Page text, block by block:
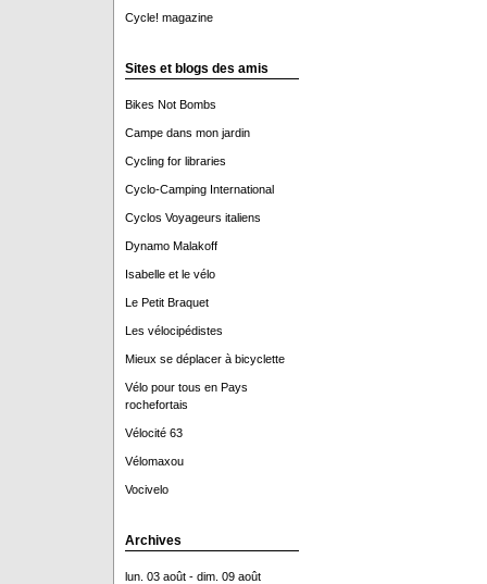
Cycle! magazine
Sites et blogs des amis
Bikes Not Bombs
Campe dans mon jardin
Cycling for libraries
Cyclo-Camping International
Cyclos Voyageurs italiens
Dynamo Malakoff
Isabelle et le vélo
Le Petit Braquet
Les vélocipédistes
Mieux se déplacer à bicyclette
Vélo pour tous en Pays
rochefortais
Vélocité 63
Vélomaxou
Vocivelo
Archives
lun. 03 août - dim. 09 août